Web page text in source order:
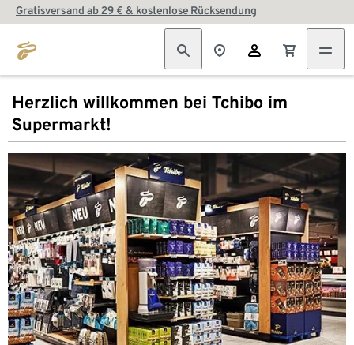
Gratisversand ab 29 € & kostenlose Rücksendung
Herzlich willkommen bei Tchibo im
Supermarkt!